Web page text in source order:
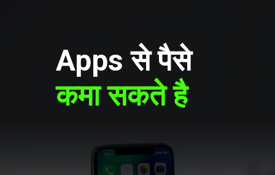
Apps से पैसे
कमा सकते है